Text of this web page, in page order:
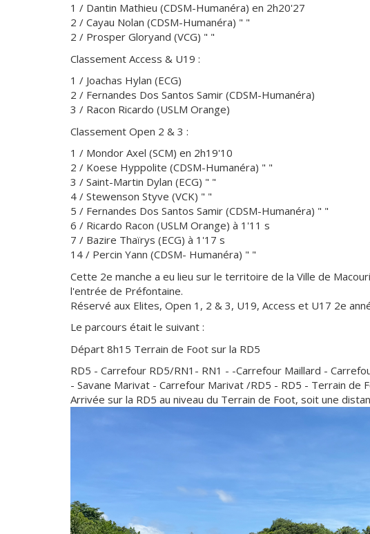
1 / Dantin Mathieu (CDSM-Humanéra) en 2h20'27
2 / Cayau Nolan (CDSM-Humanéra) " "
2 / Prosper Gloryand (VCG) " "
Classement Access & U19 :
1 / Joachas Hylan (ECG)
2 / Fernandes Dos Santos Samir (CDSM-Humanéra)
3 / Racon Ricardo (USLM Orange)
Classement Open 2 & 3 :
1 / Mondor Axel (SCM) en 2h19'10
2 / Koese Hyppolite (CDSM-Humanéra) " "
3 / Saint-Martin Dylan (ECG) " "
4 / Stewenson Styve (VCK) " "
5 / Fernandes Dos Santos Samir (CDSM-Humanéra) " "
6 / Ricardo Racon (USLM Orange) à 1'11 s
7 / Bazire Thaïrys (ECG) à 1'17 s
14 / Percin Yann (CDSM- Humanéra) " "
Cette 2e manche a eu lieu sur le territoire de la Ville de
l'entrée de Préfontaine.
Réservé aux Elites, Open 1, 2 & 3, U19, Access et U17 2e
Le parcours était le suivant :
Départ 8h15 Terrain de Foot sur la RD5
RD5 - Carrefour RD5/RN1- RN1 - -Carrefour Maillard -
- Savane Marivat - Carrefour Marivat /RD5 - RD5 - Terrain de
Arrivée sur la RD5 au niveau du Terrain de Foot, soit une